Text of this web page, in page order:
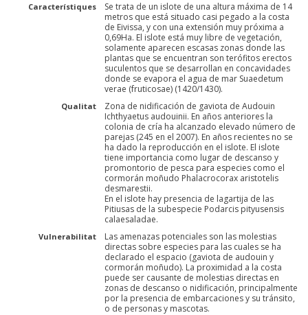
Característiques
Se trata de un islote de una altura máxima de 14
metros que está situado casi pegado a la costa
de Eivissa, y con una extensión muy próxima a
0,69Ha. El islote está muy libre de vegetación,
solamente aparecen escasas zonas donde las
plantas que se encuentran son terófitos erectos
suculentos que se desarrollan en concavidades
donde se evapora el agua de mar Suaedetum
verae (fruticosae) (1420/1430).
Qualitat
Zona de nidificación de gaviota de Audouin
Ichthyaetus audouinii. En años anteriores la
colonia de cría ha alcanzado elevado número de
parejas (245 en el 2007). En años recientes no se
ha dado la reproducción en el islote. El islote
tiene importancia como lugar de descanso y
promontorio de pesca para especies como el
cormorán moñudo Phalacrocorax aristotelis
desmarestii.
En el islote hay presencia de lagartija de las
Pitiusas de la subespecie Podarcis pityusensis
calaesaladae.
Vulnerabilitat
Las amenazas potenciales son las molestias
directas sobre especies para las cuales se ha
declarado el espacio (gaviota de audouin y
cormorán moñudo). La proximidad a la costa
puede ser causante de molestias directas en
zonas de descanso o nidificación, principalmente
por la presencia de embarcaciones y su tránsito,
o de personas y mascotas.